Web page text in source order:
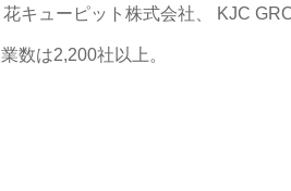
キューピット株式会社、 KJC
数は2,200社以上。